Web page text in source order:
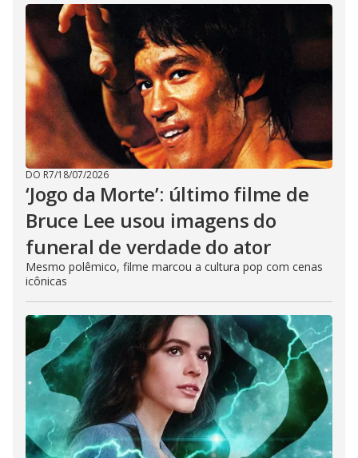
DO R7/18/07/2026
‘Jogo da Morte’: último filme de
Bruce Lee usou imagens do
funeral de verdade do ator
Mesmo polêmico, filme marcou a cultura pop com cenas
icônicas